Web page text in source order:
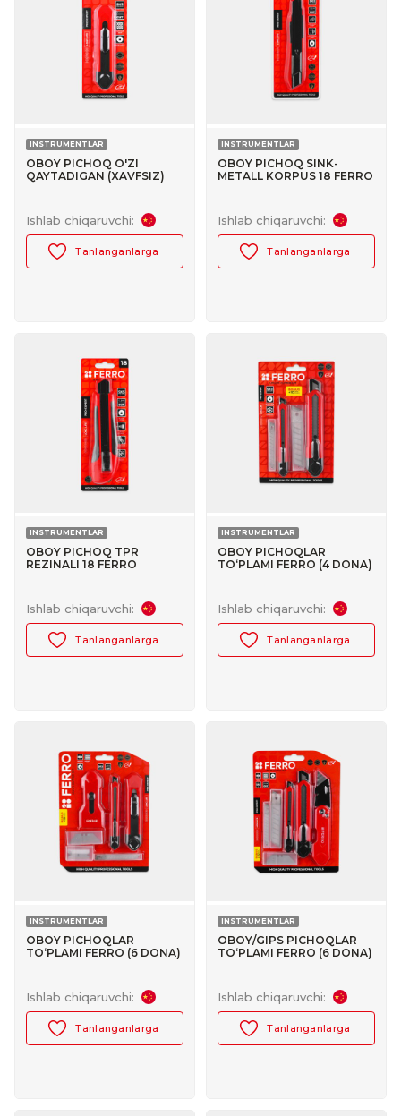
INSTRUMENTLAR
OBOY PICHOQ O'ZI
QAYTADIGAN (XAVFSIZ)
Ishlab chiqaruvchi:
Tanlanganlarga
INSTRUMENTLAR
OBOY PICHOQ SINK-
METALL KORPUS 18 FERRO
Ishlab chiqaruvchi:
Tanlanganlarga
INSTRUMENTLAR
OBOY PICHOQ TPR
REZINALI 18 FERRO
Ishlab chiqaruvchi:
Tanlanganlarga
INSTRUMENTLAR
OBOY PICHOQLAR
TO‘PLAMI FERRO (4 DONA)
Ishlab chiqaruvchi:
Tanlanganlarga
INSTRUMENTLAR
OBOY PICHOQLAR
TO‘PLAMI FERRO (6 DONA)
Ishlab chiqaruvchi:
Tanlanganlarga
INSTRUMENTLAR
OBOY/GIPS PICHOQLAR
TO‘PLAMI FERRO (6 DONA)
Ishlab chiqaruvchi:
Tanlanganlarga